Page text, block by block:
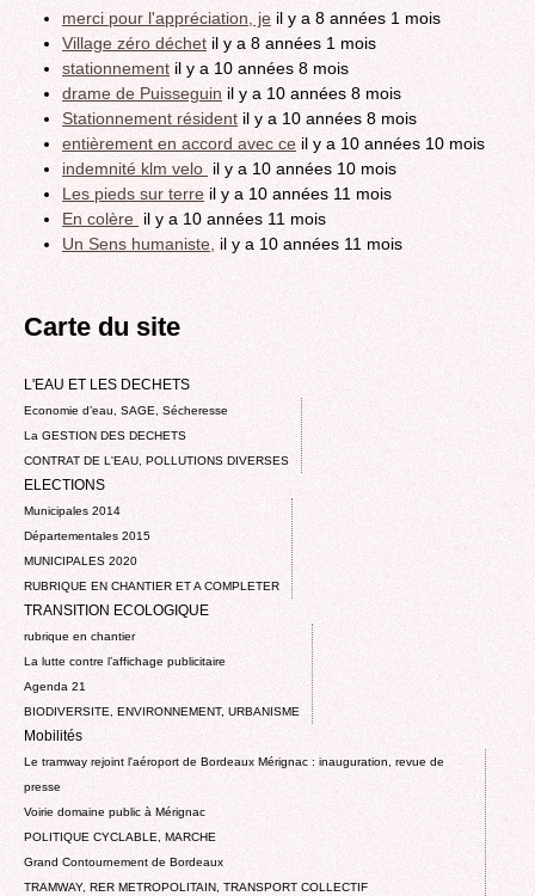
merci pour l'appréciation, je il y a 8 années 1 mois
Village zéro déchet il y a 8 années 1 mois
stationnement il y a 10 années 8 mois
drame de Puisseguin il y a 10 années 8 mois
Stationnement résident il y a 10 années 8 mois
entièrement en accord avec ce il y a 10 années 10 mois
indemnité klm velo il y a 10 années 10 mois
Les pieds sur terre il y a 10 années 11 mois
En colère il y a 10 années 11 mois
Un Sens humaniste, il y a 10 années 11 mois
Carte du site
L'EAU ET LES DECHETS
Economie d’eau, SAGE, Sécheresse
La GESTION DES DECHETS
CONTRAT DE L'EAU, POLLUTIONS DIVERSES
ELECTIONS
Municipales 2014
Départementales 2015
MUNICIPALES 2020
RUBRIQUE EN CHANTIER ET A COMPLETER
TRANSITION ECOLOGIQUE
rubrique en chantier
La lutte contre l’affichage publicitaire
Agenda 21
BIODIVERSITE, ENVIRONNEMENT, URBANISME
Mobilités
Le tramway rejoint l'aéroport de Bordeaux Mérignac : inauguration, revue de
presse
Voirie domaine public à Mérignac
POLITIQUE CYCLABLE, MARCHE
Grand Contournement de Bordeaux
TRAMWAY, RER METROPOLITAIN, TRANSPORT COLLECTIF